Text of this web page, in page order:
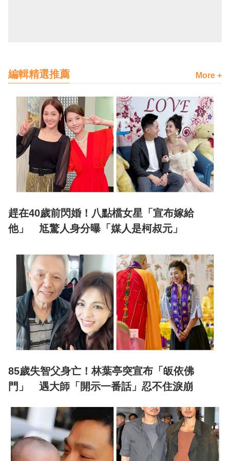
編輯精選推薦 More +
趕在40歲前閃婚！八點檔女星「宣布嫁給
他」 尪驚人身分曝「媒人是柯叔元」
85歲失智父身亡！林葉亭突宣布「皈依佛
門」 遇大師「開示一番話」忍不住淚崩